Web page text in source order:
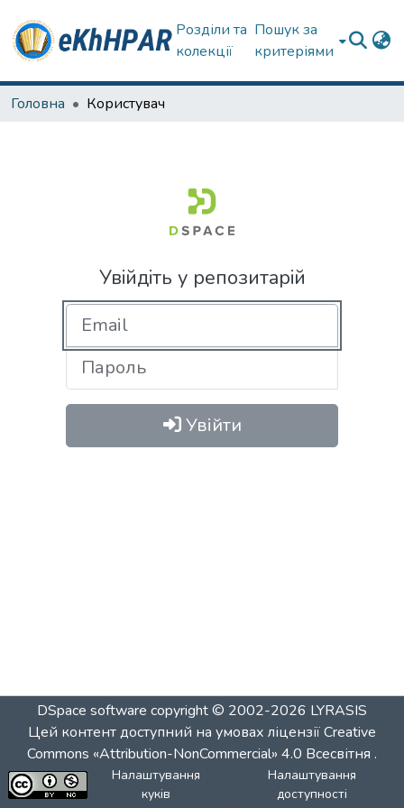
Розділи та
колекції
Пошук за
критеріями
Головна Користувач
Увійдіть у репозитарій
Увійти
DSpace software copyright © 2002-2026 LYRASIS
Цей контент доступний на умовах ліцензіїCreative
Commons «Attribution-NonCommercial» 4.0 Всесвітня .
Налаштування
куків
Налаштування
доступності